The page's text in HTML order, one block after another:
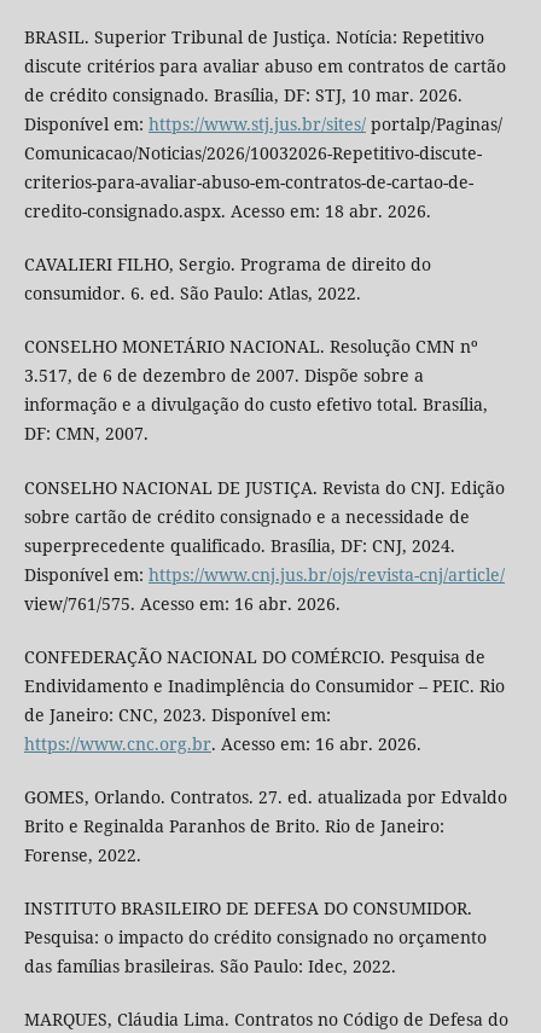
BRASIL. Superior Tribunal de Justiça. Notícia: Repetitivo
discute critérios para avaliar abuso em contratos de cartão
de crédito consignado. Brasília, DF: STJ, 10 mar. 2026.
Disponível em: https://www.stj.jus.br/sites/portalp/Paginas/
Comunicacao/Noticias/2026/10032026-Repetitivo-discute-
criterios-para-avaliar-abuso-em-contratos-de-cartao-de-
credito-consignado.aspx. Acesso em: 18 abr. 2026.
CAVALIERI FILHO, Sergio. Programa de direito do
consumidor. 6. ed. São Paulo: Atlas, 2022.
CONSELHO MONETÁRIO NACIONAL. Resolução CMN nº
3.517, de 6 de dezembro de 2007. Dispõe sobre a
informação e a divulgação do custo efetivo total. Brasília,
DF: CMN, 2007.
CONSELHO NACIONAL DE JUSTIÇA. Revista do CNJ. Edição
sobre cartão de crédito consignado e a necessidade de
superprecedente qualificado. Brasília, DF: CNJ, 2024.
Disponível em: https://www.cnj.jus.br/ojs/revista-cnj/article/
view/761/575. Acesso em: 16 abr. 2026.
CONFEDERAÇÃO NACIONAL DO COMÉRCIO. Pesquisa de
Endividamento e Inadimplência do Consumidor – PEIC. Rio
de Janeiro: CNC, 2023. Disponível em:
https://www.cnc.org.br. Acesso em: 16 abr. 2026.
GOMES, Orlando. Contratos. 27. ed. atualizada por Edvaldo
Brito e Reginalda Paranhos de Brito. Rio de Janeiro:
Forense, 2022.
INSTITUTO BRASILEIRO DE DEFESA DO CONSUMIDOR.
Pesquisa: o impacto do crédito consignado no orçamento
das famílias brasileiras. São Paulo: Idec, 2022.
MARQUES, Cláudia Lima. Contratos no Código de Defesa do